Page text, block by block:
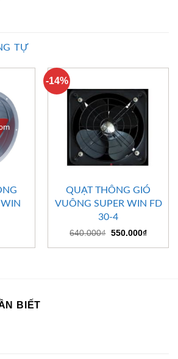
TỰ
WIN
-14%
QUẠT THÔNG GIÓ
VUÔNG SUPER WIN FD
30-4
640.000₫ Giá
là:
550.000₫Giá
tại
BIẾT